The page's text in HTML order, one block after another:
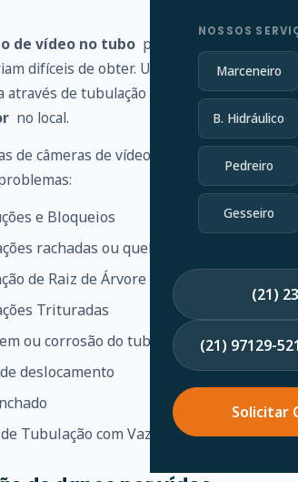
NOSSOS
Marceneiro
B. Hidráulico
Pedreiro
Gesseiro
(21)
(21) 97129-
Solicitar
de vídeo no tubo pode identificar vários
difíceis de obter. Uma haste flexível
através de tubulação ou linha de esgoto e
no local.
de câmeras de vídeo no tubo ajudam a
e Bloqueios
rachadas ou quebradas
de Raiz de Árvore
Trituradas
ou corrosão do tubo
deslocamento
Tubulação com Vazamento